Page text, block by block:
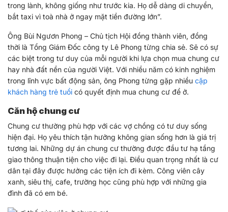
trong lành, không giống như trước kia. Họ dễ dàng di chuyển,
bắt taxi vì toà nhà ở ngay mặt tiền đường lớn”.
Ông Bùi Ngươn Phong – Chủ tịch Hội đồng thành viên, đồng
thời là Tổng Giám Đốc công ty Lê Phong từng chia sẻ. Sẽ có sự
các biệt trong tư duy của mỗi người khi lựa chọn mua chung cư
hay nhà đất nền của người Việt. Với nhiều năm có kinh nghiệm
trong lĩnh vực bất động sản, ông Phong từng gặp nhiều cặp
khách hàng trẻ tuổi có quyết định mua chung cư để ở.
Căn hộ chung cư
Chung cư thường phù hợp với các vợ chồng có tư duy sống
hiện đại. Họ yêu thích tận hưởng không gian sống hơn là giá trị
tương lai. Những dự án chung cư thường được đầu tư hạ tầng
giao thông thuận tiện cho việc đi lại. Điều quan trọng nhất là cư
dân tại đây được hưởng các tiện ích đi kèm. Công viên cây
xanh, siêu thị, cafe, trường học cũng phù hợp với những gia
đình đã có em bé.